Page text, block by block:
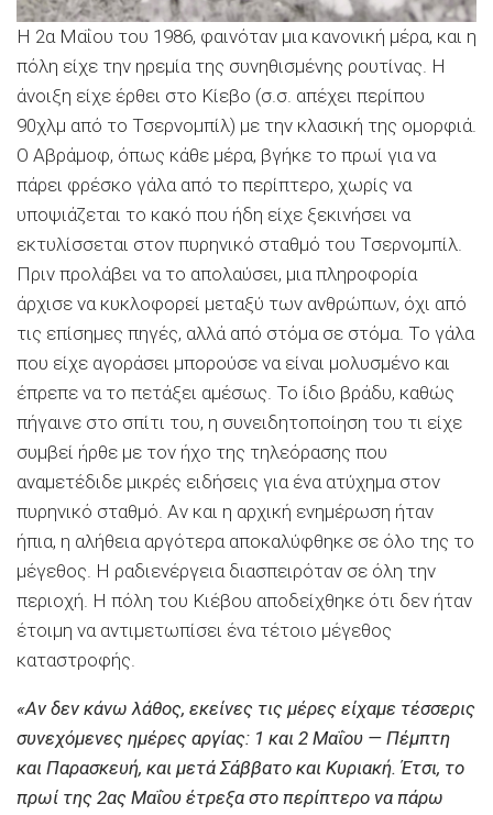
Η 2α Μαΐου του 1986, φαινόταν μια κανονική μέρα, και η
πόλη είχε την ηρεμία της συνηθισμένης ρουτίνας. Η
άνοιξη είχε έρθει στο Κίεβο (σ.σ. απέχει περίπου
90χλμ από το Τσερνομπίλ) με την κλασική της ομορφιά.
Ο Αβράμοφ, όπως κάθε μέρα, βγήκε το πρωί για να
πάρει φρέσκο γάλα από το περίπτερο, χωρίς να
υποψιάζεται το κακό που ήδη είχε ξεκινήσει να
εκτυλίσσεται στον πυρηνικό σταθμό του Τσερνομπίλ.
Πριν προλάβει να το απολαύσει, μια πληροφορία
άρχισε να κυκλοφορεί μεταξύ των ανθρώπων, όχι από
τις επίσημες πηγές, αλλά από στόμα σε στόμα. Το γάλα
που είχε αγοράσει μπορούσε να είναι μολυσμένο και
έπρεπε να το πετάξει αμέσως. Το ίδιο βράδυ, καθώς
πήγαινε στο σπίτι του, η συνειδητοποίηση του τι είχε
συμβεί ήρθε με τον ήχο της τηλεόρασης που
αναμετέδιδε μικρές ειδήσεις για ένα ατύχημα στον
πυρηνικό σταθμό. Αν και η αρχική ενημέρωση ήταν
ήπια, η αλήθεια αργότερα αποκαλύφθηκε σε όλο της το
μέγεθος. Η ραδιενέργεια διασπειρόταν σε όλη την
περιοχή. Η πόλη του Κιέβου αποδείχθηκε ότι δεν ήταν
έτοιμη να αντιμετωπίσει ένα τέτοιο μέγεθος
καταστροφής.
«Αν δεν κάνω λάθος, εκείνες τις μέρες είχαμε τέσσερις
συνεχόμενες ημέρες αργίας: 1 και 2 Μαΐου — Πέμπτη
και Παρασκευή, και μετά Σάββατο και Κυριακή. Έτσι, το
πρωί της 2ας Μαΐου έτρεξα στο περίπτερο να πάρω